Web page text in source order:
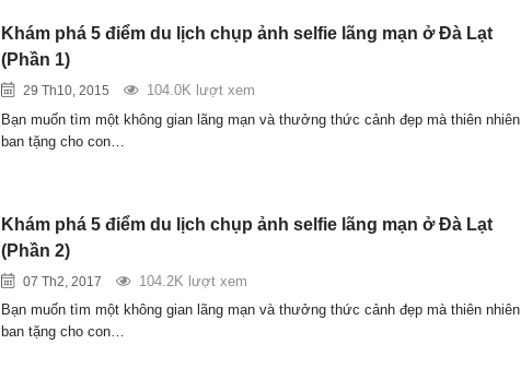
Khám phá 5 điểm du lịch chụp ảnh selfie lãng mạn ở Đà Lạt
(Phần 1)
29 Th10, 2015
104.0K lượt xem
Bạn muốn tìm một không gian lãng mạn và thưởng thức cảnh đẹp mà thiên nhiên
ban tặng cho con…
Khám phá 5 điểm du lịch chụp ảnh selfie lãng mạn ở Đà Lạt
(Phần 2)
07 Th2, 2017
104.2K lượt xem
Bạn muốn tìm một không gian lãng mạn và thưởng thức cảnh đẹp mà thiên nhiên
ban tặng cho con…